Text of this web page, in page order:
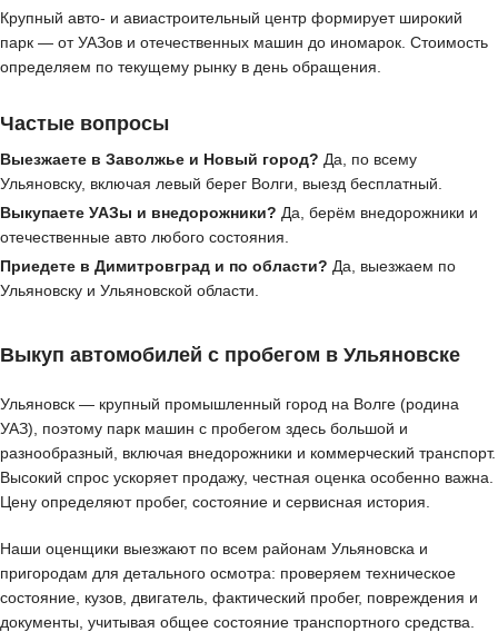
Крупный авто- и авиастроительный центр формирует широкий
парк — от УАЗов и отечественных машин до иномарок. Стоимость
определяем по текущему рынку в день обращения.
Частые вопросы
Выезжаете в Заволжье и Новый город? Да, по всему
Ульяновску, включая левый берег Волги, выезд бесплатный.
Выкупаете УАЗы и внедорожники? Да, берём внедорожники и
отечественные авто любого состояния.
Приедете в Димитровград и по области? Да, выезжаем по
Ульяновску и Ульяновской области.
Выкуп автомобилей с пробегом в Ульяновске
Ульяновск — крупный промышленный город на Волге (родина
УАЗ), поэтому парк машин с пробегом здесь большой и
разнообразный, включая внедорожники и коммерческий транспорт.
Высокий спрос ускоряет продажу, честная оценка особенно важна.
Цену определяют пробег, состояние и сервисная история.
Наши оценщики выезжают по всем районам Ульяновска и
пригородам для детального осмотра: проверяем техническое
состояние, кузов, двигатель, фактический пробег, повреждения и
документы, учитывая общее состояние транспортного средства.